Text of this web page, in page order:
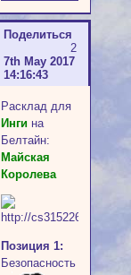
Поделиться
2
7th May 2017
14:16:43
Расклад для
Ингина
Белтайн:
Майская
Королева
Позиция 1:
Безопасность